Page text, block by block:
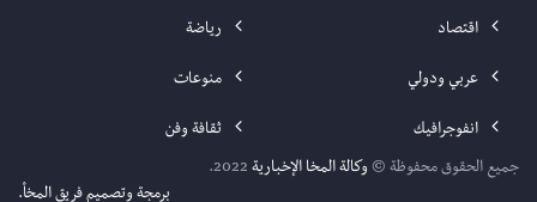
اقتصاد رياضة
عربي ودولي منوعات
انفوجرافيك
ثقافة وفن
جميع الحقوق محفوظة © وكالة المخا الإخبارية
برمجة وتصميم فريق المخأ.